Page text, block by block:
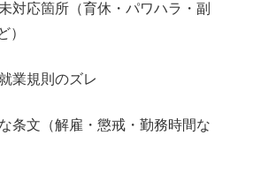
対応箇所（育休・パワハラ・副
）
業規則のズレ
条文（解雇・懲戒・勤務時間な